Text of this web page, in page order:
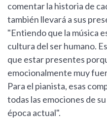
comentar la historia de
también llevará a sus
"Entiendo que la música
cultura del ser humano.
que estar presentes
emocionalmente muy
Para el pianista, esas
todas las emociones de
época actual".